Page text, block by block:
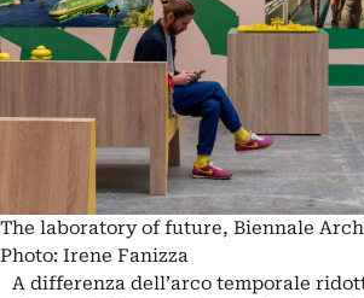
The laboratory of future, Biennale
Photo: Irene Fanizza
A differenza dell’arco temporale